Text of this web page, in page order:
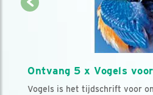
Ontvang 5 x Vogels
Vogels is het tijdschrift voor